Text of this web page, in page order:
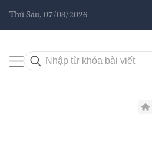
Thứ Sáu, 07/08/2026